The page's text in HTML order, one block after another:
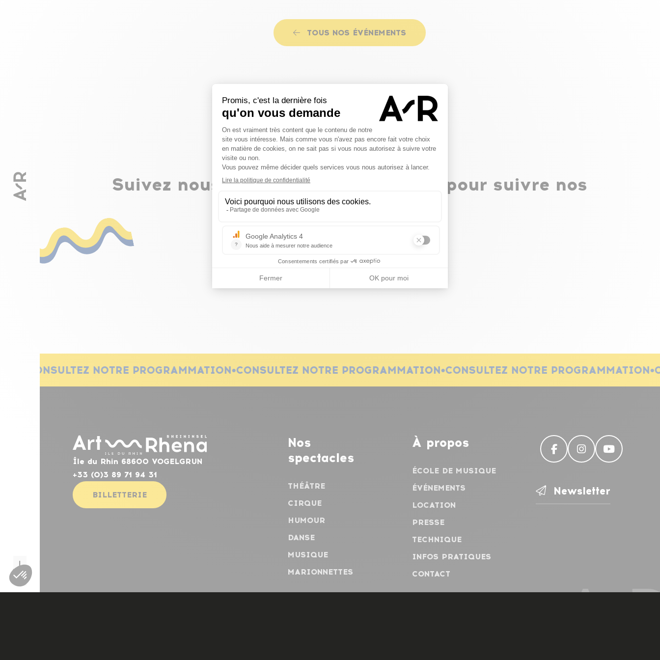
TOUS NOS ÉVÉNEMENTS
Suivez nous sur les réseaux sociaux pour suivre nos
actualités
CONSULTEZ NOTRE PROGRAMMATION•CONSULTEZ NOTRE PROGRAMMATION•CONSULTEZ NOTRE PROGRAMMATION•
Île du Rhin 68600 VOGELGRUN
+33 (0)3 89 71 94 31
BILLETTERIE
Nos
spectacles
THÉÂTRE
CIRQUE
HUMOUR
DANSE
MUSIQUE
MARIONNETTES
À propos
ÉCOLE DE MUSIQUE
ÉVÉNEMENTS
LOCATION
PRESSE
TECHNIQUE
INFOS PRATIQUES
CONTACT
Newsletter